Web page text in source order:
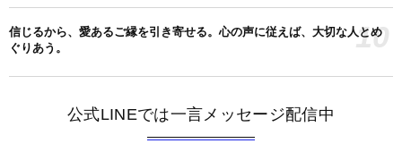
信じるから、愛あるご縁を引き寄せる。心の声に従えば、大切な人とめ
ぐりあう。
10
公式LINEでは一言メッセージ配信中